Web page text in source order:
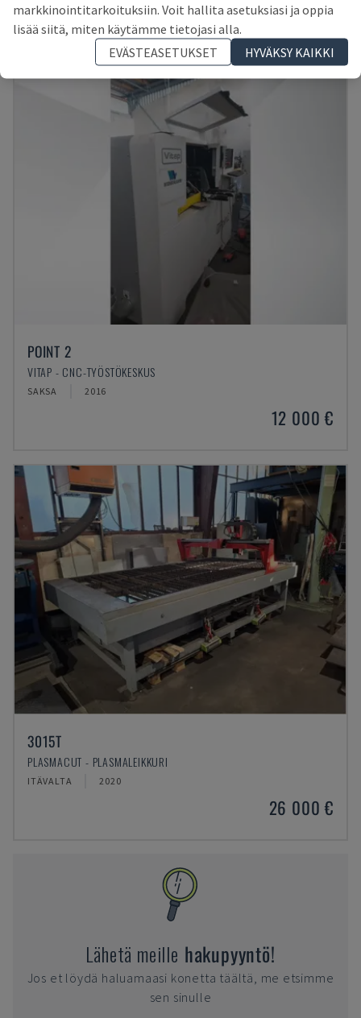
POINT 2
VITAP - CNC-TYÖSTÖKESKUS
SAKSA 2016
12 000 €
3015T
PLASMACUT - PLASMALEIKKURI
ITÄVALTA 2020
26 000 €
Lähetä meille hakupyyntö!
Jos et löydä haluamaasi konetta täältä, me etsimme
sen sinulle
markkinointitarkoituksiin. Voit hallita asetuksiasi ja oppia
lisää siitä, miten käytämme tietojasi alla.
EVÄSTEASETUKSET
HYVÄKSY KAIKKI